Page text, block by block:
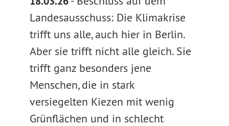
Landesausschuss: Die Klimakrise
trifft uns alle, auch hier in Berlin.
Aber sie trifft nicht alle gleich. Sie
trifft ganz besonders jene
Menschen, die in stark
versiegelten Kiezen mit wenig
Grünflächen und in schlecht